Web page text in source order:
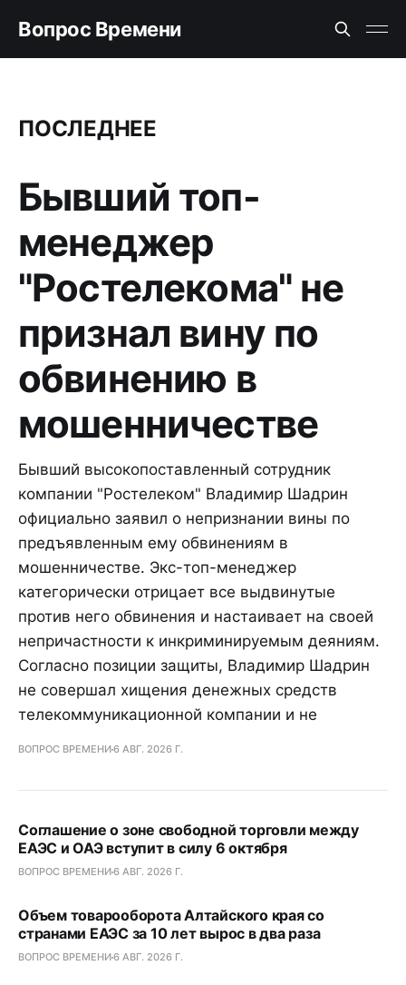
Вопрос Времени
ПОСЛЕДНЕЕ
Бывший топ-
менеджер
"Ростелекома" не
признал вину по
обвинению в
мошенничестве
Бывший высокопоставленный сотрудник
компании "Ростелеком" Владимир Шадрин
официально заявил о непризнании вины по
предъявленным ему обвинениям в
мошенничестве. Экс-топ-менеджер
категорически отрицает все выдвинутые
против него обвинения и настаивает на своей
непричастности к инкриминируемым деяниям.
Согласно позиции защиты, Владимир Шадрин
не совершал хищения денежных средств
телекоммуникационной компании и не
ВОПРОС ВРЕМЕНИ6 АВГ. 2026 Г.
Соглашение о зоне свободной торговли между
ЕАЭС и ОАЭ вступит в силу 6 октября
ВОПРОС ВРЕМЕНИ6 АВГ. 2026 Г.
Объем товарооборота Алтайского края со
странами ЕАЭС за 10 лет вырос в два раза
ВОПРОС ВРЕМЕНИ6 АВГ. 2026 Г.